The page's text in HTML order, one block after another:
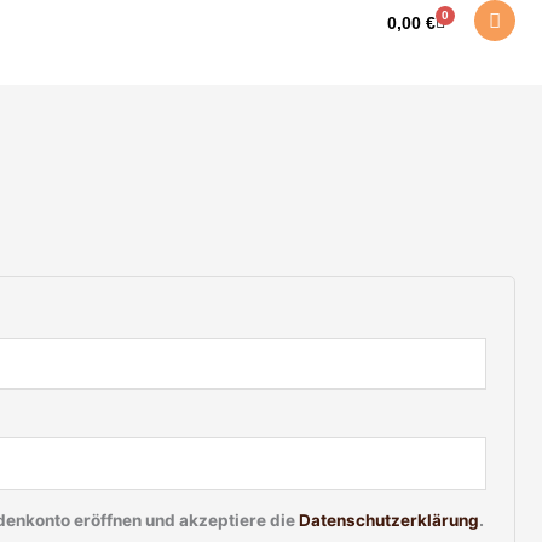
0,00 € 0
Warenkorb
eröffnen und akzeptiere dieDatenschutzerklärung.